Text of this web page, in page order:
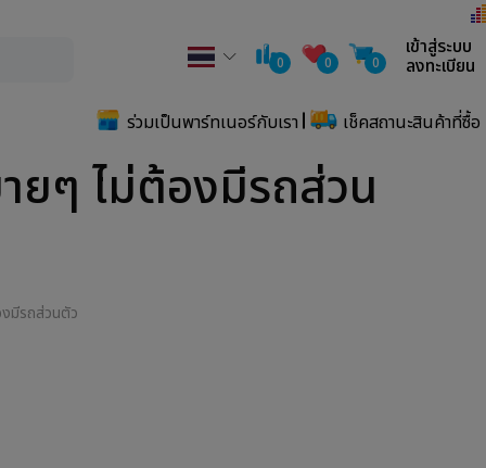
0 0 0
เข้าสู่ระบบ
ลงทะเบียน
ร่วมเป็นพาร์ทเนอร์กับเรา เช็คสถานะสินค้าที่ซื้อ
ยๆ ไม่ต้องมีรถส่วน
มีรถส่วนตัว